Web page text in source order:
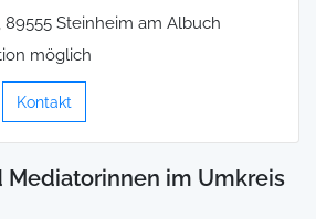
89555 Steinheim am Albuch
möglich
Kontakt
Mediatorinnen im Umkreis